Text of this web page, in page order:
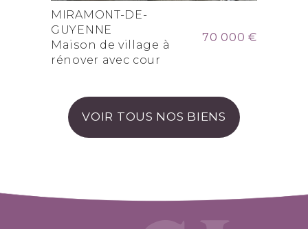
MIRAMONT-DE-
GUYENNE
Maison de village à
rénover avec cour
70 000 €
VOIR TOUS NOS BIENS